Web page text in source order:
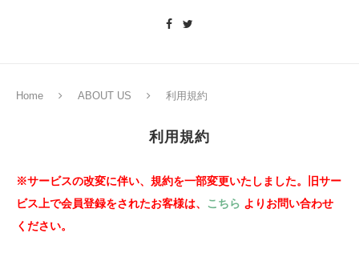
Home ABOUT US 利用規約
利用規約
※サービスの改変に伴い、規約を一部変更いたしました。旧サー
ビス上で会員登録をされたお客様は、 こちら よりお問い合わせ
ください。